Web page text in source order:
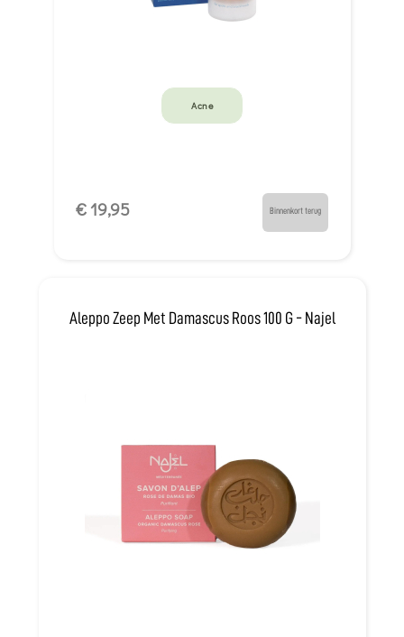
Acne
€ 19,95 Binnenkort terug
Aleppo Zeep Met Damascus Roos 100 G - Najel